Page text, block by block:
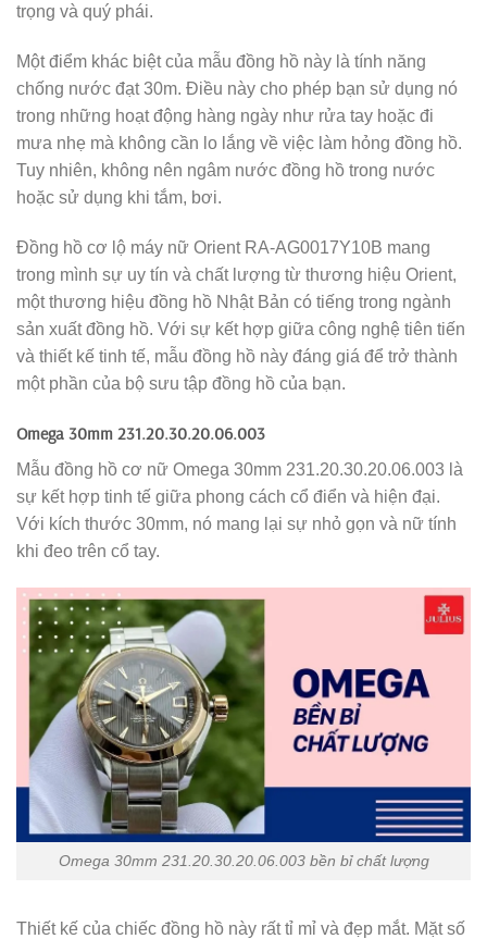
trọng và quý phái.
Một điểm khác biệt của mẫu đồng hồ này là tính năng
chống nước đạt 30m. Điều này cho phép bạn sử dụng nó
trong những hoạt động hàng ngày như rửa tay hoặc đi
mưa nhẹ mà không cần lo lắng về việc làm hỏng đồng hồ.
Tuy nhiên, không nên ngâm nước đồng hồ trong nước
hoặc sử dụng khi tắm, bơi.
Đồng hồ cơ lộ máy nữ Orient RA-AG0017Y10B mang
trong mình sự uy tín và chất lượng từ thương hiệu Orient,
một thương hiệu đồng hồ Nhật Bản có tiếng trong ngành
sản xuất đồng hồ. Với sự kết hợp giữa công nghệ tiên tiến
và thiết kế tinh tế, mẫu đồng hồ này đáng giá để trở thành
một phần của bộ sưu tập đồng hồ của bạn.
Omega 30mm 231.20.30.20.06.003
Mẫu đồng hồ cơ nữ Omega 30mm 231.20.30.20.06.003 là
sự kết hợp tinh tế giữa phong cách cổ điển và hiện đại.
Với kích thước 30mm, nó mang lại sự nhỏ gọn và nữ tính
khi đeo trên cổ tay.
Omega 30mm 231.20.30.20.06.003 bền bỉ chất lượng
Thiết kế của chiếc đồng hồ này rất tỉ mỉ và đẹp mắt. Mặt số